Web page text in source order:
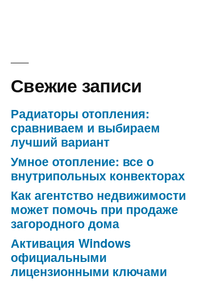
Свежие записи
Радиаторы отопления:
сравниваем и выбираем
лучший вариант
Умное отопление: все о
внутрипольных конвекторах
Как агентство недвижимости
может помочь при продаже
загородного дома
Активация Windows
официальными
лицензионными ключами